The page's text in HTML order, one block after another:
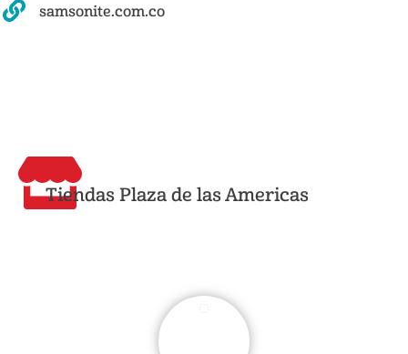
samsonite.com.co
Tiendas Plaza de las Americas